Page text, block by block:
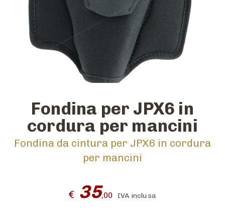
Fondina per JPX6 in
cordura per mancini
Fondina da cintura per JPX6 in cordura
per mancini
€ 35,00 IVA inclusa